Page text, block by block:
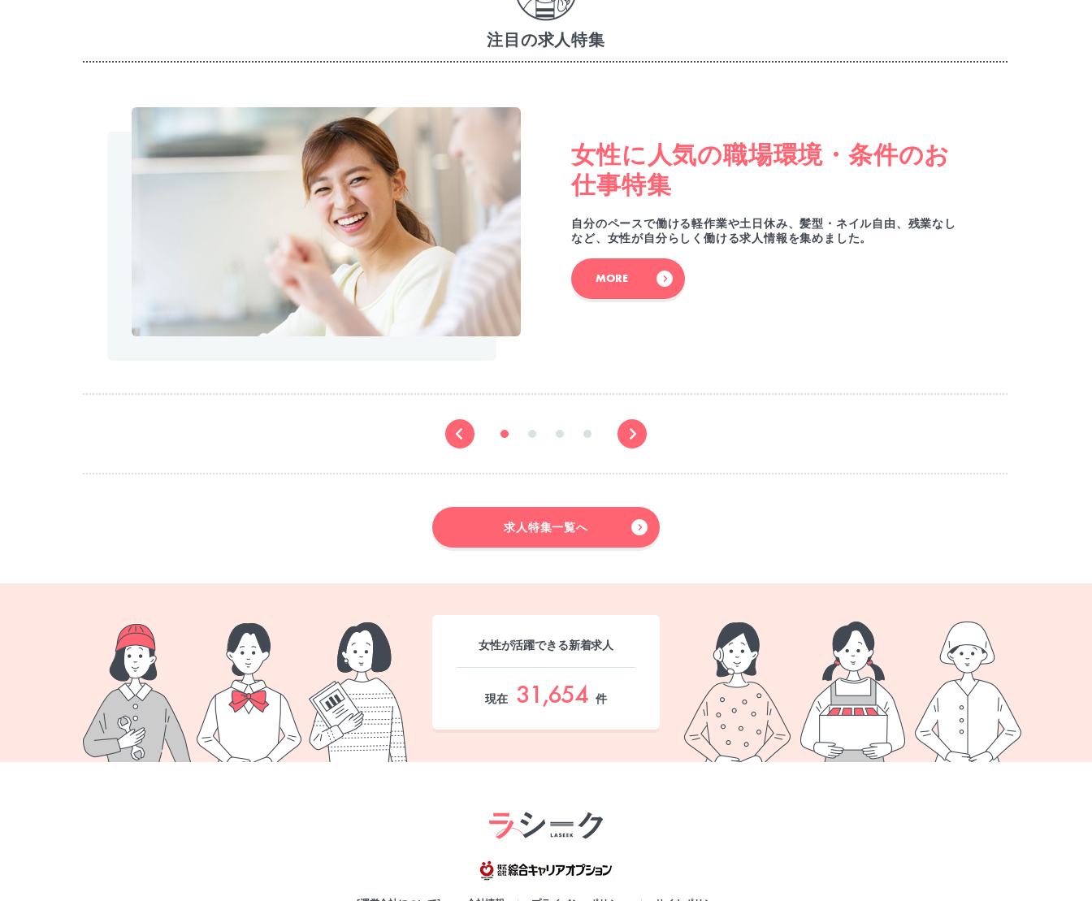
注目の求人特集
女性に人気の職場環境・条件のお
仕事特集
自分のペースで働ける軽作業や土日休み、髪型・ネイル自由、残業なし
など、女性が自分らしく働ける求人情報を集めました。
MORE
求人特集一覧へ
女性が活躍できる新着求人
現在 31,654 件